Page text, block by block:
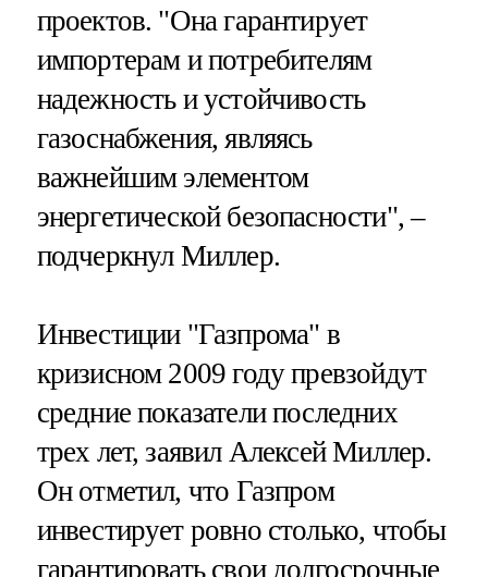
проектов. "Она гарантирует
импортерам и потребителям
надежность и устойчивость
газоснабжения, являясь
важнейшим элементом
энергетической безопасности", –
подчеркнул Миллер.
Инвестиции "Газпрома" в
кризисном 2009 году превзойдут
средние показатели последних
трех лет, заявил Алексей Миллер.
Он отметил, что Газпром
инвестирует ровно столько, чтобы
гарантировать свои долгосрочные